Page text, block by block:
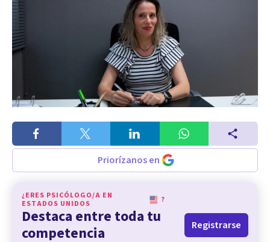
Priorízanos en
¿ERES PSICÓLOGO/A EN
ESTADOS UNIDOS
?
Destaca entre toda tu
competencia
Registrarse